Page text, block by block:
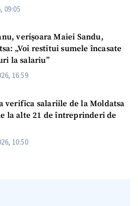
09:05
verișoara Maiei Sandu,
„Voi restitui sumele încasate
la salariu”
16:59
verifica salariile de la Moldatsa
la alte 21 de întreprinderi de
10:50